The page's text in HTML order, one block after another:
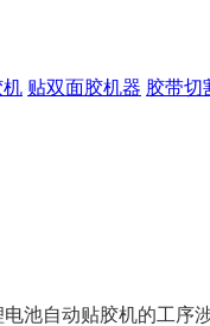
机 贴双面胶机器 胶带切
池自动贴胶机的工序